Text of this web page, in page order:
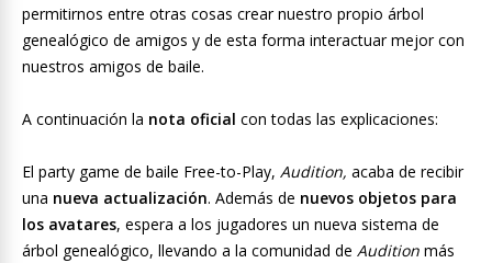
permitirnos entre otras cosas crear nuestro propio árbol
genealógico de amigos y de esta forma interactuar mejor con
nuestros amigos de baile.
A continuación la nota oficial con todas las explicaciones:
El party game de baile Free-to-Play, Audition, acaba de recibir
una nueva actualización. Además de nuevos objetos para
los avatares, espera a los jugadores un nueva sistema de
árbol genealógico, llevando a la comunidad de Audition más